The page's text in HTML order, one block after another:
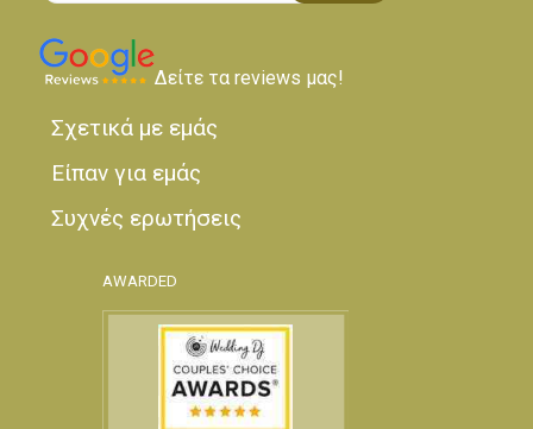
Δείτε τα reviews μας!
Σχετικά με εμάς
Είπαν για εμάς
Συχνές ερωτήσεις
AWARDED